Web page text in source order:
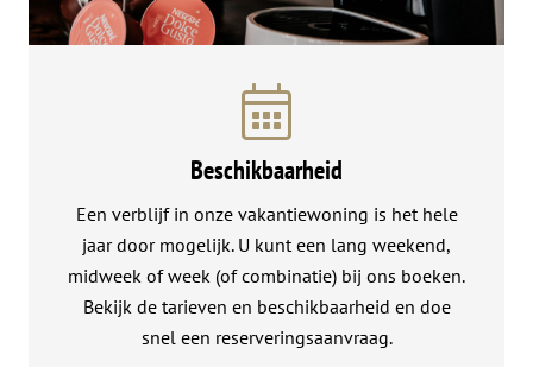
Beschikbaarheid
Een verblijf in onze vakantiewoning is het hele
jaar door mogelijk. U kunt een lang weekend,
midweek of week (of combinatie) bij ons boeken.
Bekijk de tarieven en beschikbaarheid en doe
snel een reserveringsaanvraag.